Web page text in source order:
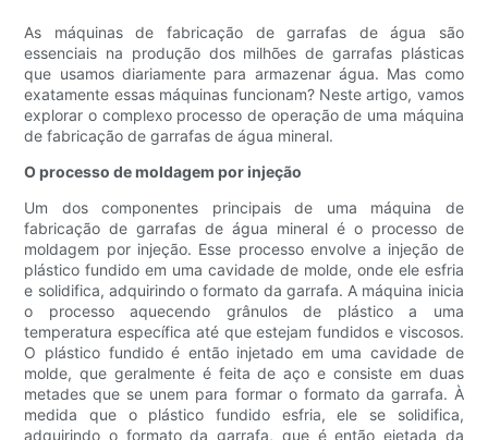
As máquinas de fabricação de garrafas de água são
essenciais na produção dos milhões de garrafas plásticas
que usamos diariamente para armazenar água. Mas como
exatamente essas máquinas funcionam? Neste artigo, vamos
explorar o complexo processo de operação de uma máquina
de fabricação de garrafas de água mineral.
O processo de moldagem por injeção
Um dos componentes principais de uma máquina de
fabricação de garrafas de água mineral é o processo de
moldagem por injeção. Esse processo envolve a injeção de
plástico fundido em uma cavidade de molde, onde ele esfria
e solidifica, adquirindo o formato da garrafa. A máquina inicia
o processo aquecendo grânulos de plástico a uma
temperatura específica até que estejam fundidos e viscosos.
O plástico fundido é então injetado em uma cavidade de
molde, que geralmente é feita de aço e consiste em duas
metades que se unem para formar o formato da garrafa. À
medida que o plástico fundido esfria, ele se solidifica,
adquirindo o formato da garrafa, que é então ejetada da